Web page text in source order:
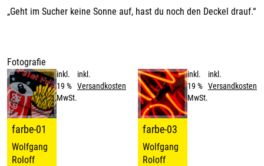
„Geht im Sucher keine Sonne auf, hast du noch den Deckel drauf.“
Fotografie
farbe-01
Wolfgang
Roloff
inkl.
19 %
MwSt.
inkl.
Versandkosten
farbe-03
Wolfgang
Roloff
inkl.
19 %
MwSt.
inkl.
Versandkosten